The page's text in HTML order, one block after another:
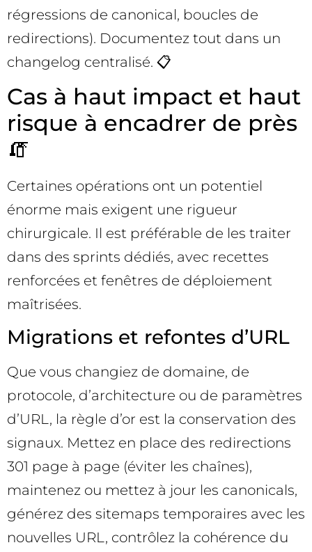
régressions de canonical, boucles de
redirections). Documentez tout dans un
changelog centralisé. 📋
Cas à haut impact et haut
risque à encadrer de près
🧯
Certaines opérations ont un potentiel
énorme mais exigent une rigueur
chirurgicale. Il est préférable de les traiter
dans des sprints dédiés, avec recettes
renforcées et fenêtres de déploiement
maîtrisées.
Migrations et refontes d’URL
Que vous changiez de domaine, de
protocole, d’architecture ou de paramètres
d’URL, la règle d’or est la conservation des
signaux. Mettez en place des redirections
301 page à page (éviter les chaînes),
maintenez ou mettez à jour les canonicals,
générez des sitemaps temporaires avec les
nouvelles URL, contrôlez la cohérence du